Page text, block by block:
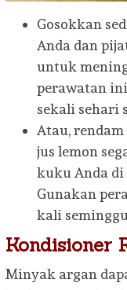
Gosokkan
Anda dan
untuk
perawatan
sekali sehari
Atau,
jus lemon
kuku Anda di
Gunakan
kali
Kondisioner
Minyak argan